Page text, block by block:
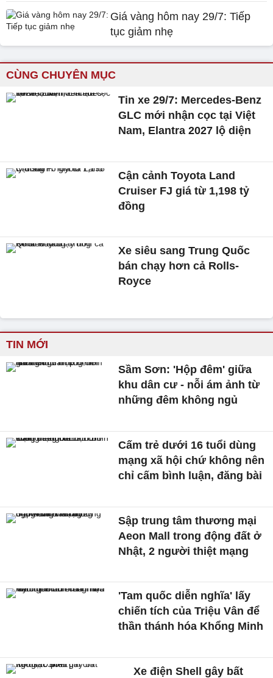
Giá vàng hôm nay 29/7: Tiếp
tục giảm nhẹ
CÙNG CHUYÊN MỤC
Tin xe 29/7: Mercedes-Benz
GLC mới nhận cọc tại Việt
Nam, Elantra 2027 lộ diện
Cận cảnh Toyota Land
Cruiser FJ giá từ 1,198 tỷ
đồng
Xe siêu sang Trung Quốc
bán chạy hơn cả Rolls-
Royce
TIN MỚI
Sầm Sơn: 'Hộp đêm' giữa
khu dân cư - nỗi ám ảnh từ
những đêm không ngủ
Cấm trẻ dưới 16 tuổi dùng
mạng xã hội chứ không nên
chỉ cấm bình luận, đăng bài
Sập trung tâm thương mại
Aeon Mall trong động đất ở
Nhật, 2 người thiệt mạng
'Tam quốc diễn nghĩa' lấy
chiến tích của Triệu Vân để
thần thánh hóa Khổng Minh
Xe điện Shell gây bất